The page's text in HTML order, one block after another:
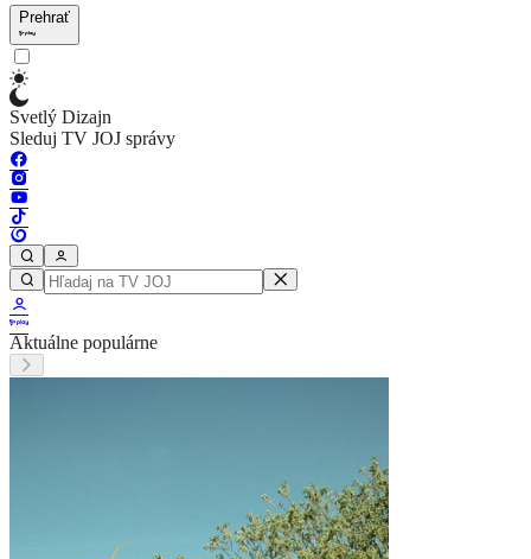
Prehrať
Svetlý Dizajn
Sleduj TV JOJ správy
Aktuálne populárne